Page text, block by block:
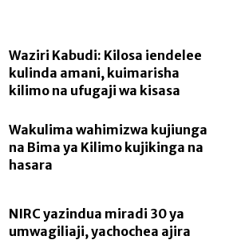
Waziri Kabudi: Kilosa iendelee
kulinda amani, kuimarisha
kilimo na ufugaji wa kisasa
Wakulima wahimizwa kujiunga
na Bima ya Kilimo kujikinga na
hasara
NIRC yazindua miradi 30 ya
umwagiliaji, yachochea ajira